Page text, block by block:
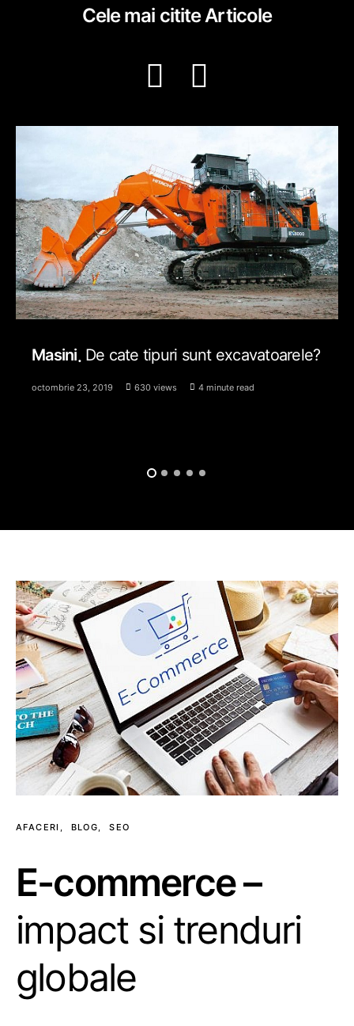
Cele mai cititeArticole
Masini De cate tipuri sunt excavatoarele?
octombrie 23, 2019 630 views 4 minute read
AFACERI BLOG SEO
E-commerce –
impact si trenduri
globale